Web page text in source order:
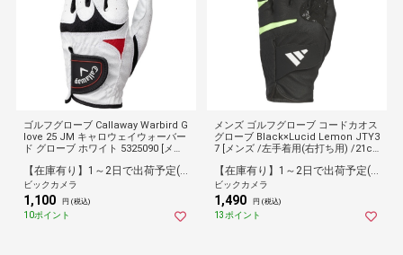
ゴルフグローブ Callaway Warbird G
love 25 JM キャロウェイウォーバー
ド グローブ ホワイト 5325090 [メン
【在庫有り】1～2日で出荷予定(日付指定可)
ビックカメラ
1,100 円 (税込)
10ポイント
メンズ ゴルフグローブ コードカオス
グローブ Black×Lucid Lemon JTY3
7 [メンズ /左手着用(右打ち用) /21c
【在庫有り】1～2日で出荷予定(日付指定可)
ビックカメラ
1,490 円 (税込)
13ポイント